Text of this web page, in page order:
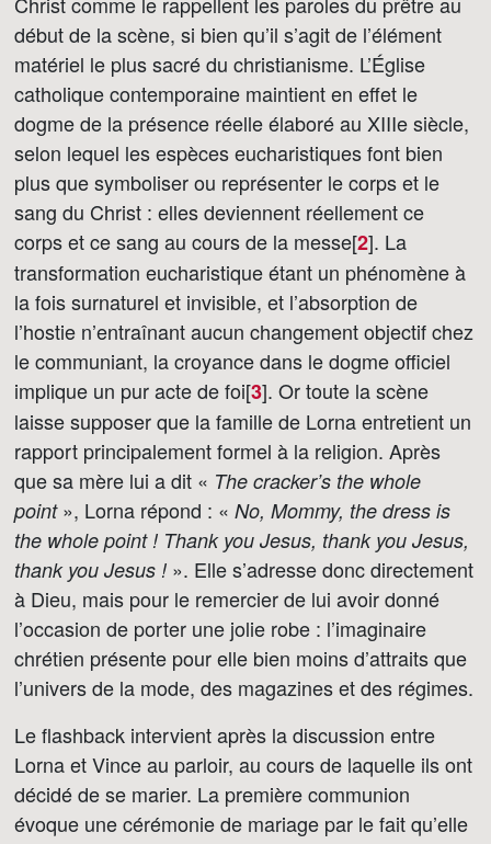
début de la scène, si bien qu’il s’agit de l’élément
matériel le plus sacré du christianisme. L’Église
catholique contemporaine maintient en effet le
dogme de la présence réelle élaboré au XIIIe siècle,
selon lequel les espèces eucharistiques font bien
plus que symboliser ou représenter le corps et le
sang du Christ : elles deviennent réellement ce
corps et ce sang au cours de la messe[2]. La
transformation eucharistique étant un phénomène à
la fois surnaturel et invisible, et l’absorption de
l’hostie n’entraînant aucun changement objectif chez
le communiant, la croyance dans le dogme officiel
implique un pur acte de foi[3]. Or toute la scène
laisse supposer que la famille de Lorna entretient un
rapport principalement formel à la religion. Après
que sa mère lui a dit « The cracker’s the whole
point», Lorna répond : « No, Mommy, the dress is
the whole point ! Thank you Jesus, thank you Jesus,
thank you Jesus ! ». Elle s’adresse donc directement
à Dieu, mais pour le remercier de lui avoir donné
l’occasion de porter une jolie robe : l’imaginaire
chrétien présente pour elle bien moins d’attraits que
l’univers de la mode, des magazines et des régimes.
Le flashback intervient après la discussion entre
Lorna et Vince au parloir, au cours de laquelle ils ont
décidé de se marier. La première communion
évoque une cérémonie de mariage par le fait qu’elle